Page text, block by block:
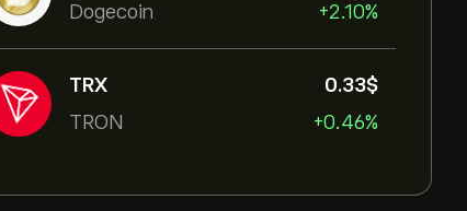
Dogecoin
+2.10%
TRX
TRON
0.33‎$‎
+0.46%